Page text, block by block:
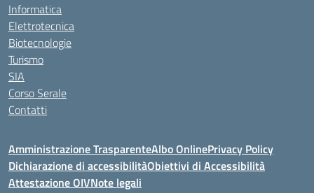
Informatica
Elettrotecnica
Biotecnologie
Turismo
SIA
Corso Serale
Contatti
Amministrazione TrasparenteAlbo OnlinePrivacy Policy
Dichiarazione di accessibilitàObiettivi di Accessibilità
Attestazione OIVNote legali